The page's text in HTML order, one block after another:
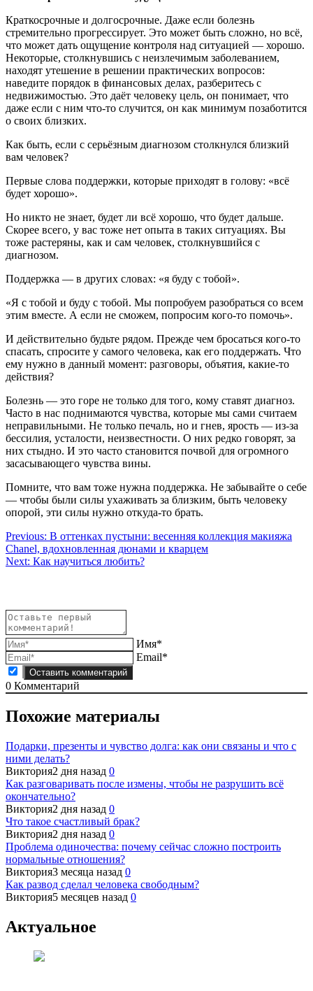
Краткосрочные и долгосрочные. Даже если болезнь
стремительно прогрессирует. Это может быть сложно, но всё,
что может дать ощущение контроля над ситуацией — хорошо.
Некоторые, столкнувшись с неизлечимым заболеванием,
находят утешение в решении практических вопросов:
наведите порядок в финансовых делах, разберитесь с
недвижимостью. Это даёт человеку цель, он понимает, что
даже если с ним что-то случится, он как минимум позаботится
о своих близких.
Как быть, если с серьёзным диагнозом столкнулся близкий
вам человек?
Первые слова поддержки, которые приходят в голову: «всё
будет хорошо».
Но никто не знает, будет ли всё хорошо, что будет дальше.
Скорее всего, у вас тоже нет опыта в таких ситуациях. Вы
тоже растеряны, как и сам человек, столкнувшийся с
диагнозом.
Поддержка — в других словах: «я буду с тобой».
«Я с тобой и буду с тобой. Мы попробуем разобраться со всем
этим вместе. А если не сможем, попросим кого-то помочь».
И действительно будьте рядом. Прежде чем бросаться кого-то
спасать, спросите у самого человека, как его поддержать. Что
ему нужно в данный момент: разговоры, объятия, какие-то
действия?
Болезнь — это горе не только для того, кому ставят диагноз.
Часто в нас поднимаются чувства, которые мы сами считаем
неправильными. Не только печаль, но и гнев, ярость — из-за
бессилия, усталости, неизвестности. О них редко говорят, за
них стыдно. И это часто становится почвой для огромного
засасывающего чувства вины.
Помните, что вам тоже нужна поддержка. Не забывайте о себе
— чтобы были силы ухаживать за близким, быть человеку
опорой, эти силы нужно откуда-то брать.
Навигация
по
Previous: В оттенках пустыни: весенняя коллекция макияжа
Chanel, вдохновленная дюнами и кварцем
Next: Как научиться любить?
Имя*
Email*
0 Комментарий
Похожие материалы
Подарки, презенты и чувство долга: как они связаны и что с
ними делать?
Виктория2 дня назад 0
Как разговаривать после измены, чтобы не разрушить всё
окончательно?
Виктория2 дня назад 0
Что такое счастливый брак?
Виктория2 дня назад 0
Проблема одиночества: почему сейчас сложно построить
нормальные отношения?
Виктория3 месяца назад 0
Как развод сделал человека свободным?
Виктория5 месяцев назад 0
Актуальное